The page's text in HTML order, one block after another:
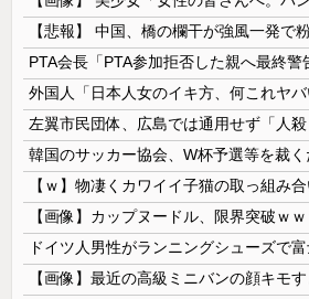
【ｗ】物凄くカワイイ子猫の取っ組み合
【画像】カップヌードル、限界突破ｗｗ
【画像】最近の高級ミニバンの顔キモ